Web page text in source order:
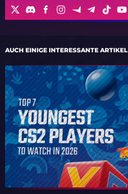
AUCH EINIGE INTERESSANTE ARTIKEL